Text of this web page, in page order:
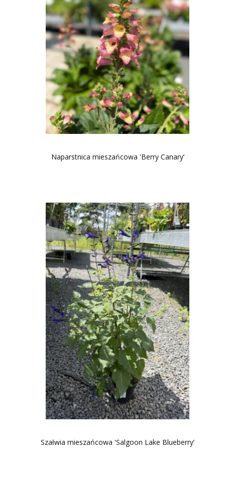
Naparstnica mieszańcowa 'Berry Canary’
Szałwia mieszańcowa 'Salgoon Lake Blueberry’